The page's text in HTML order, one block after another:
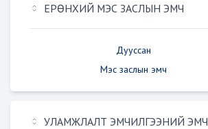
ЕРӨНХИЙ МЭС ЗАСЛЫН ЭМЧ
Дууссан
Мэс заслын эмч
УЛАМЖЛАЛТ ЭМЧИЛГЭЭНИЙ ЭМЧ